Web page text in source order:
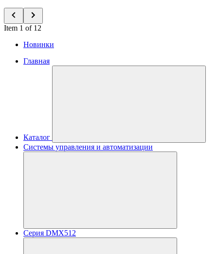
Item 1 of 12
Новинки
Главная
Каталог
Системы управления и автоматизации
Серия DMX512